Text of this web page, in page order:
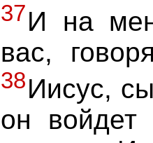
37И на
вас,
38Иисус,
он войдет